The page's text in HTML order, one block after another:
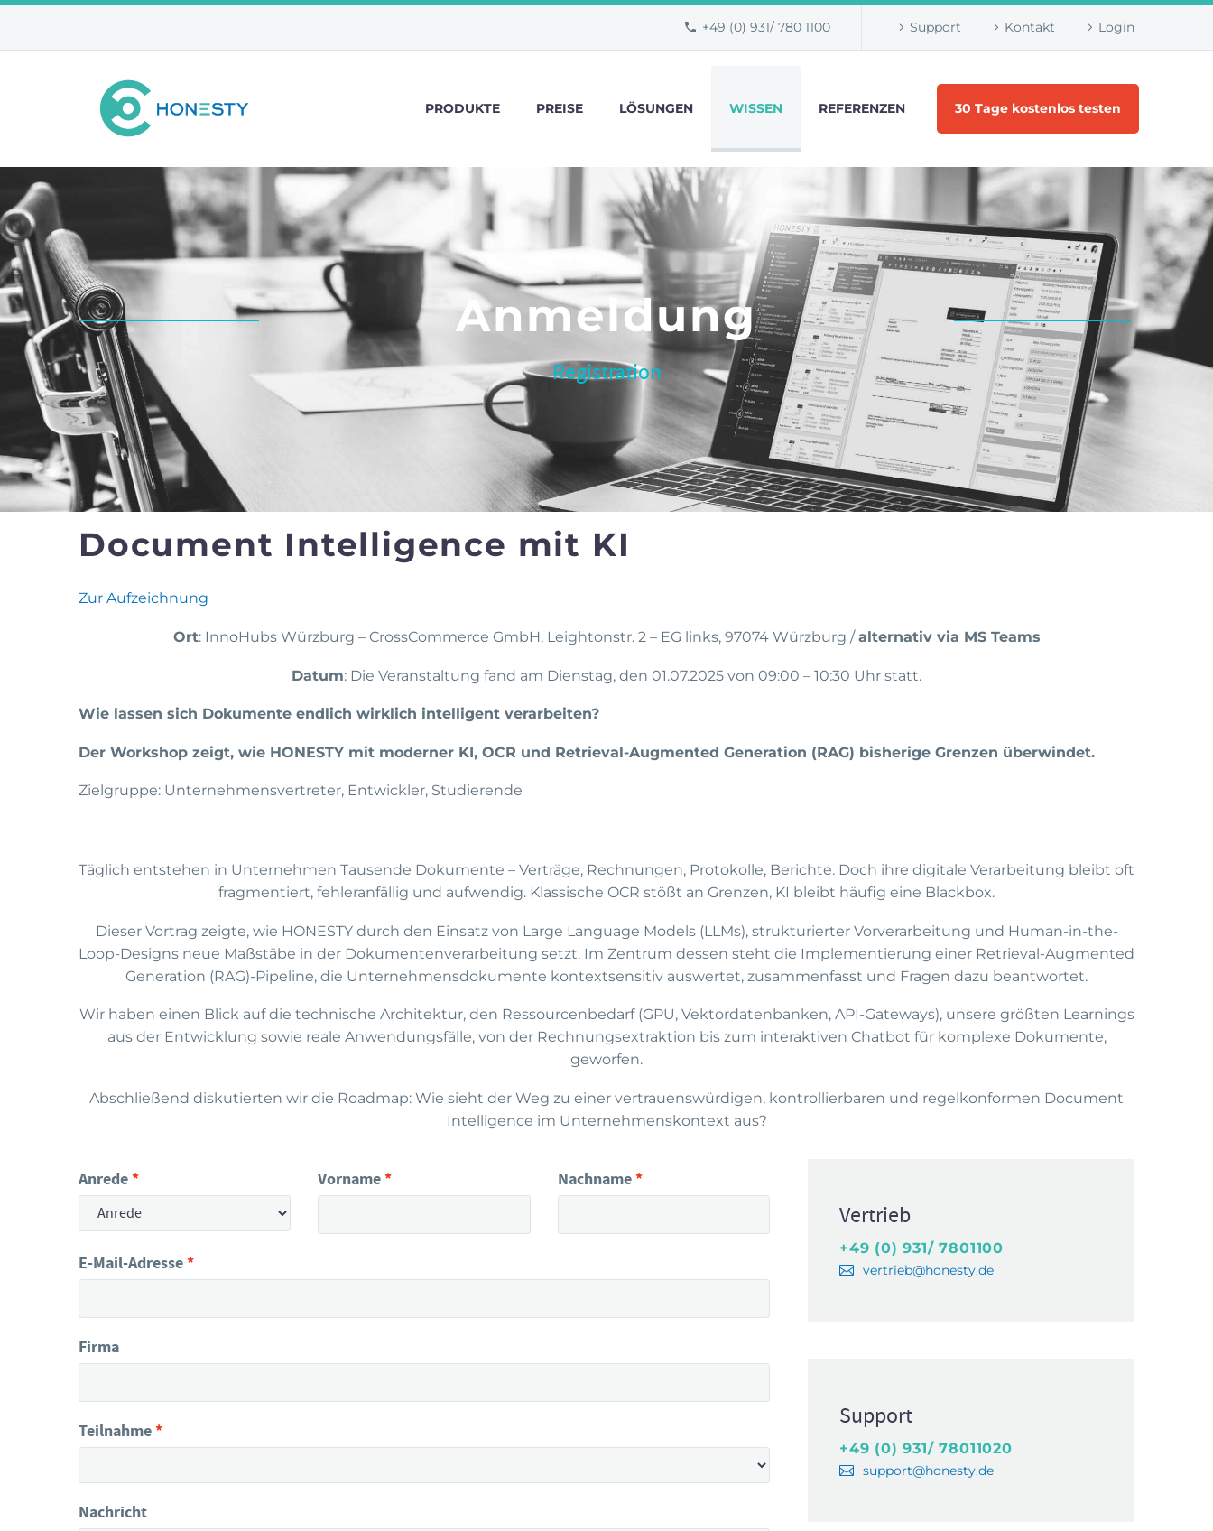
+49 (0) 931/ 780 1100 Support Kontakt Login
PRODUKTE PREISE LÖSUNGEN WISSEN REFERENZEN 30 Tage kostenlos testen
Anmeldung
Registration
Document Intelligence mit KI
Zur Aufzeichnung
Ort: InnoHubs Würzburg – CrossCommerce GmbH, Leightonstr. 2 – EG links, 97074 Würzburg /alternativ via MS Teams
Datum: Die Veranstaltung fand am Dienstag, den 01.07.2025 von 09:00 – 10:30 Uhr statt.
Wie lassen sich Dokumente endlich wirklich intelligent verarbeiten?
Der Workshop zeigt, wie HONESTY mit moderner KI, OCR und Retrieval-Augmented Generation (RAG) bisherige Grenzen überwindet.
Zielgruppe: Unternehmensvertreter, Entwickler, Studierende
Täglich entstehen in Unternehmen Tausende Dokumente – Verträge, Rechnungen, Protokolle, Berichte. Doch ihre digitale Verarbeitung bleibt oft
fragmentiert, fehleranfällig und aufwendig. Klassische OCR stößt an Grenzen, KI bleibt häufig eine Blackbox.
Dieser Vortrag zeigte, wie HONESTY durch den Einsatz von Large Language Models (LLMs), strukturierter Vorverarbeitung und Human-in-the-
Loop-Designs neue Maßstäbe in der Dokumentenverarbeitung setzt. Im Zentrum dessen steht die Implementierung einer Retrieval-Augmented
Generation (RAG)-Pipeline, die Unternehmensdokumente kontextsensitiv auswertet, zusammenfasst und Fragen dazu beantwortet.
Wir haben einen Blick auf die technische Architektur, den Ressourcenbedarf (GPU, Vektordatenbanken, API-Gateways), unsere größten Learnings
aus der Entwicklung sowie reale Anwendungsfälle, von der Rechnungsextraktion bis zum interaktiven Chatbot für komplexe Dokumente,
geworfen.
Abschließend diskutierten wir die Roadmap: Wie sieht der Weg zu einer vertrauenswürdigen, kontrollierbaren und regelkonformen Document
Intelligence im Unternehmenskontext aus?
Anrede Vorname Nachname
E-Mail-Adresse
Firma
Teilnahme
Nachricht
Vertrieb
+49 (0) 931/ 7801100
vertrieb@honesty.de
Support
+49 (0) 931/ 78011020
support@honesty.de